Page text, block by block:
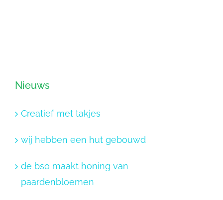
Nieuws
Creatief met takjes
wij hebben een hut gebouwd
de bso maakt honing van
paardenbloemen